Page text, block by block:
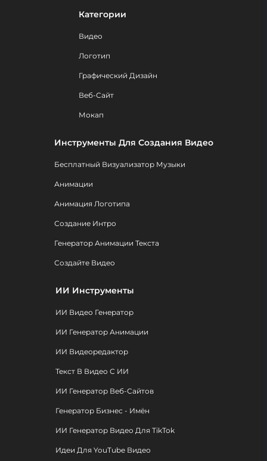
Категории
Видео
Логотип
Графический Дизайн
Веб-Сайт
Мокап
Инструменты Для Создания Видео
Бесплатный Визуализатор Музыки
Анимации
Анимация Логотипа
Создание Интро
Генератор Анимации Текста
Создайте Видео
ИИ Инструменты
ИИ Видео Генератор
ИИ Генератор Анимации
ИИ Видеоредактор
Текст В Видео С ИИ
ИИ Генератор Веб-Сайтов
Генератор Бизнес - Имён
ИИ Генератор Видео Для TikTok
Идеи Для YouTube Видео